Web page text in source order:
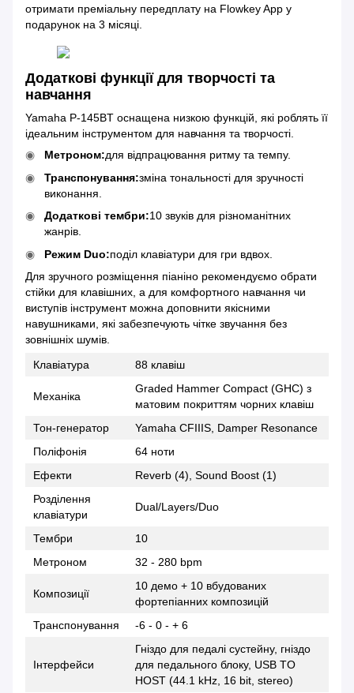
отримати преміальну передплату на Flowkey App у
подарунок на 3 місяці.
Додаткові функції для творчості та
навчання
Yamaha P-145BT оснащена низкою функцій, які роблять її
ідеальним інструментом для навчання та творчості.
Метроном:для відпрацювання ритму та темпу.
Транспонування:зміна тональності для зручності
виконання.
Додаткові тембри:10 звуків для різноманітних
жанрів.
Режим Duo:поділ клавіатури для гри вдвох.
Для зручного розміщення піаніно рекомендуємо обрати
стійки для клавішних, а для комфортного навчання чи
виступів інструмент можна доповнити якісними
навушниками, які забезпечують чітке звучання без
зовнішніх шумів.
Клавіатура
88 клавіш
Механіка
Graded Hammer Compact (GHC) з
матовим покриттям чорних клавіш
Тон-генератор
Yamaha CFIIIS, Damper Resonance
Поліфонія
64 ноти
Ефекти
Reverb (4), Sound Boost (1)
Розділення
клавіатури
Dual/Layers/Duo
Тембри
10
Метроном
32 - 280 bpm
Композиції
10 демо + 10 вбудованих
фортепіанних композицій
Транспонування
-6 - 0 - + 6
Інтерфейси
Гніздо для педалі сустейну, гніздо
для педального блоку, USB TO
HOST (44.1 kHz, 16 bit, stereo)